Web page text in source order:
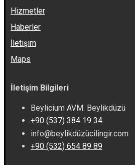
Hizmetler
Haberler
İletişim
Maps
İletişim Bilgileri
Beylicium AVM. Beylikdüzü
+90 (537) 384 19 34
info@beylikdüzücilingir.com
+90 (532) 654 89 89